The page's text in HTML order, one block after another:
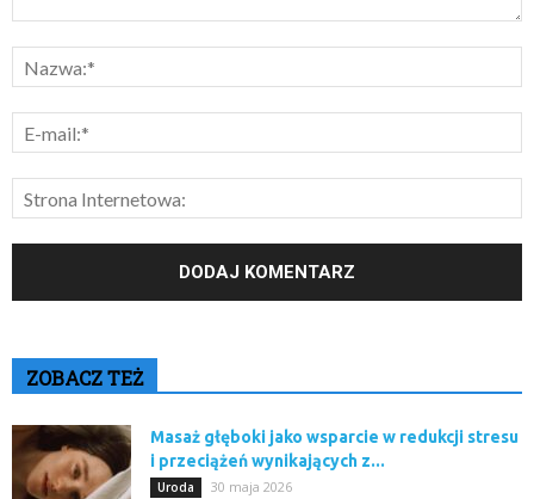
ZOBACZ TEŻ
Masaż głęboki jako wsparcie w redukcji stresu
i przeciążeń wynikających z...
Uroda 30 maja 2026